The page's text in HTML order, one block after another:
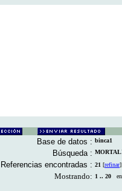
Base de datos : binca1
Búsqueda :
Referencias encontradas : 21 [refinar]
Mostrando: 1 .. 20 en